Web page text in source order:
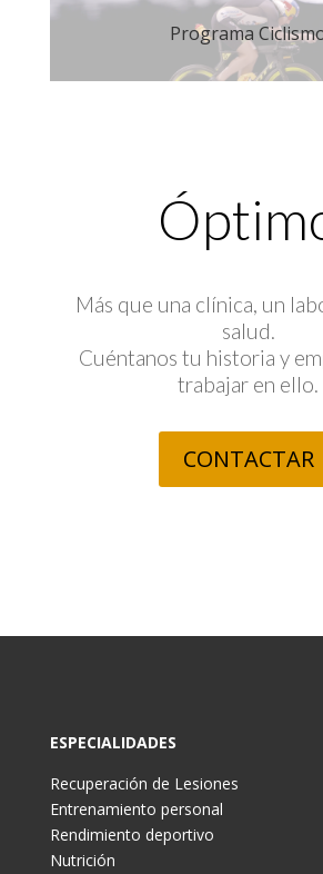
Programa
Más que una clínica, un
salud.
Cuéntanos tu historia y
trabajar en ello.
CONTACTAR
ESPECIALIDADES
Recuperación de Lesiones
Entrenamiento personal
Rendimiento deportivo
Nutrición